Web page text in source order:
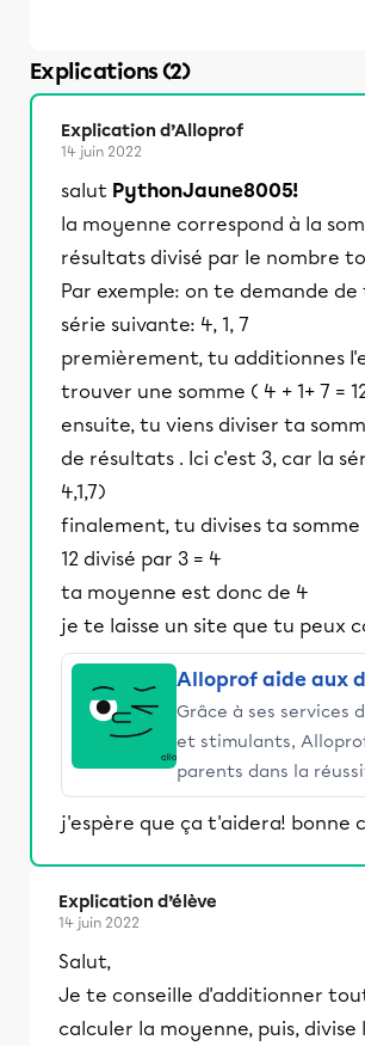
Explications (2)
Explication d’Alloprof
14 juin 2022
salut PythonJaune8005!
la moyenne correspond à la
résultats divisé par le nombre
Par exemple: on te demande
série suivante: 4, 1, 7
premièrement, tu additionnes
trouver une somme ( 4 + 1+ 7 =
ensuite, tu viens diviser ta
de résultats . Ici c'est 3, car la
4,1,7)
finalement, tu divises ta
12 divisé par 3 = 4
ta moyenne est donc de 4
je te laisse un site que tu peux
Alloprof aide aux
Grâce à ses services
et stimulants,
parents dans la
j'espère que ça t'aidera! bonne
Explication d’élève
14 juin 2022
Salut,
Je te conseille d'additionner
calculer la moyenne, puis,